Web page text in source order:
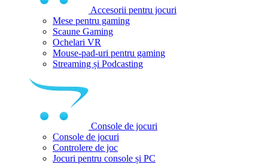
Accesorii pentru jocuri
Mese pentru gaming
Scaune Gaming
Ochelari VR
Mouse-pad-uri pentru gaming
Streaming și Podcasting
Console de jocuri
Console de jocuri
Controlere de joc
Jocuri pentru console și PC